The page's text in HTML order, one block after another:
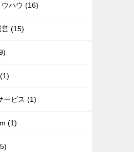
ウハウ (16)
営 (15)
ービス (1)
(1)